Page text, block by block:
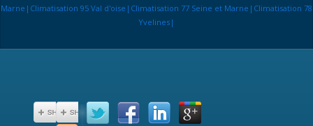
Marne|Climatisation 95 Val d'oise|Climatisation 77 Seine et Marne|Climatisation 78
Yvelines|